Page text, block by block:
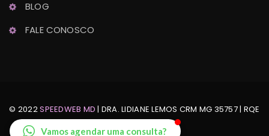
BLOG
FALE CONOSCO
Vamos agendar uma consulta?
© 2022 SPEEDWEB MD | DRA. LIDIANE LEMOS CRM MG 35757 | RQE
Nº: 24888